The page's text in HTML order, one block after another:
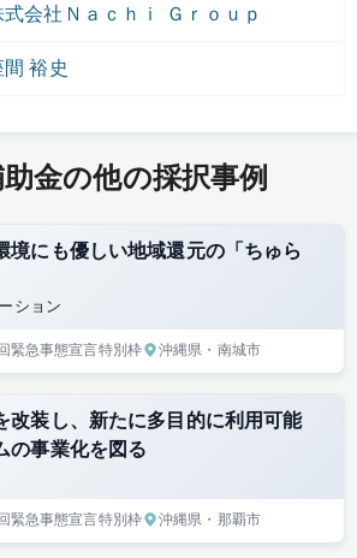
式会社Ｎａｃｈｉ Ｇｒｏｕｐ
間 裕史
金の他の採択事例
境にも優しい地域還元の「ちゅら
ション
緊急事態宣言特別枠 沖縄県 ・南城市
改装し、新たに多目的に利用可能
の事業化を図る
緊急事態宣言特別枠 沖縄県 ・那覇市